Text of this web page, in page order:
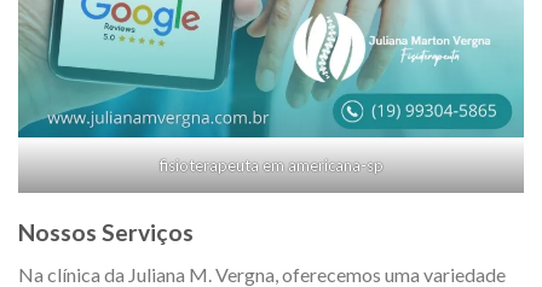
fisioterapeuta em americana-sp
Nossos Serviços
Na clínica da Juliana M. Vergna, oferecemos uma variedade